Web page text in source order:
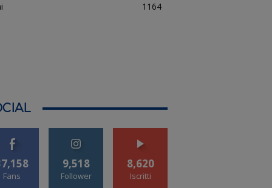
1164
Fans
9,518
Follower
8,620
Iscritti